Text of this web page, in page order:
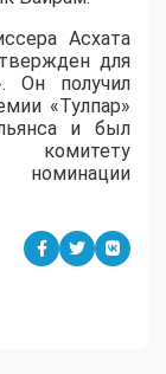
Асхата
для
Он получил
«Тулпар»
и был
комитету